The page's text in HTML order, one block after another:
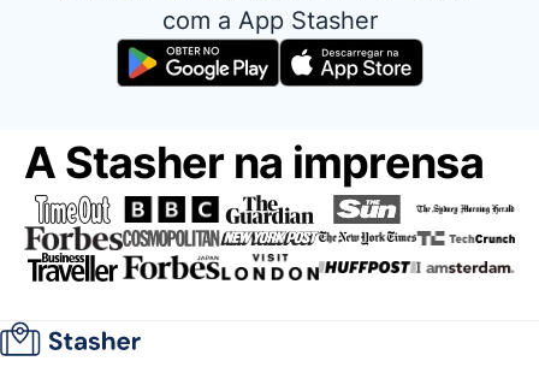
com a App Stasher
A Stasher na imprensa